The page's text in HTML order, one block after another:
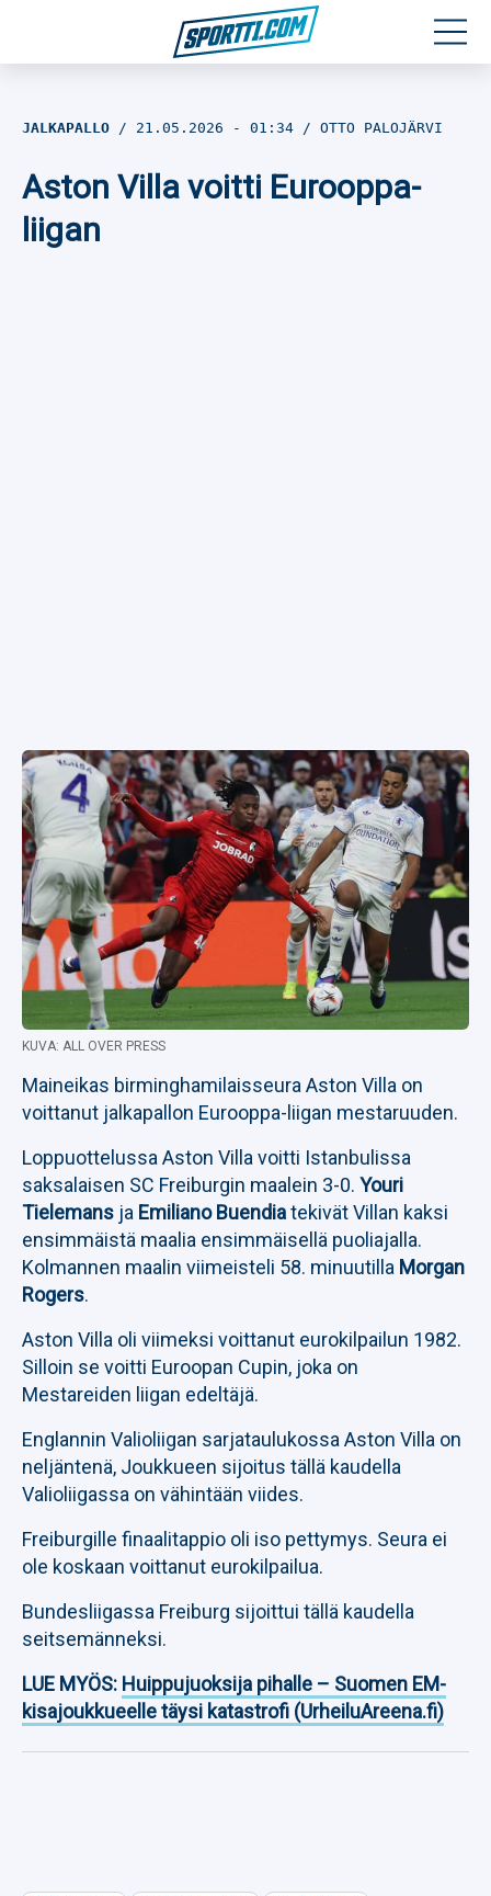
Jalkapallo
JALKAPALLO 21.05.2026 - 01:34 OTTO PALOJÄRVI
Aston Villa voitti Eurooppa-
liigan
KUVA: ALL OVER PRESS
Maineikas birminghamilaisseura Aston Villa on
voittanut jalkapallon Eurooppa-liigan mestaruuden.
Loppuottelussa Aston Villa voitti Istanbulissa
saksalaisen SC Freiburgin maalein 3-0. Youri
Tielemans ja Emiliano Buendiatekivät Villan kaksi
ensimmäistä maalia ensimmäisellä puoliajalla.
Kolmannen maalin viimeisteli 58. minuutilla Morgan
Rogers.
Aston Villa oli viimeksi voittanut eurokilpailun 1982.
Silloin se voitti Euroopan Cupin, joka on
Mestareiden liigan edeltäjä.
Englannin Valioliigan sarjataulukossa Aston Villa on
neljäntenä, Joukkueen sijoitus tällä kaudella
Valioliigassa on vähintään viides.
Freiburgille finaalitappio oli iso pettymys. Seura ei
ole koskaan voittanut eurokilpailua.
Bundesliigassa Freiburg sijoittui tällä kaudella
seitsemänneksi.
LUE MYÖS: Huippujuoksija pihalle – Suomen EM-
kisajoukkueelle täysi katastrofi (UrheiluAreena.fi)